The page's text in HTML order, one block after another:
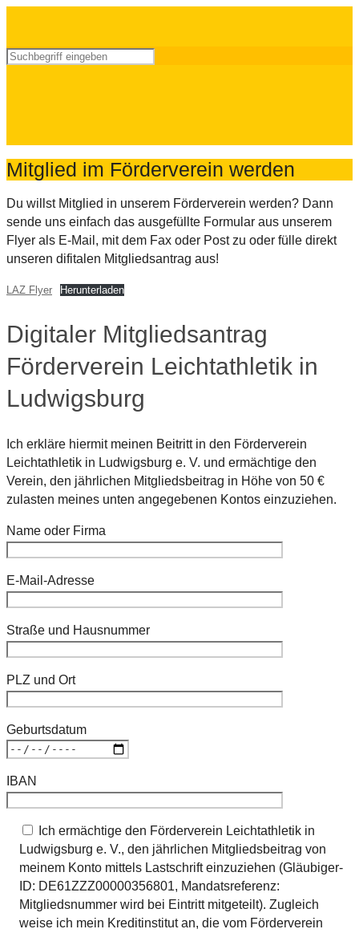
Mitglied im Förderverein werden
Du willst Mitglied in unserem Förderverein werden? Dann
sende uns einfach das ausgefüllte Formular aus unserem
Flyer als E-Mail, mit dem Fax oder Post zu oder fülle direkt
unseren difitalen Mitgliedsantrag aus!
LAZ Flyer Herunterladen
Digitaler Mitgliedsantrag
Förderverein Leichtathletik in
Ludwigsburg
Ich erkläre hiermit meinen Beitritt in den Förderverein
Leichtathletik in Ludwigsburg e. V. und ermächtige den
Verein, den jährlichen Mitgliedsbeitrag in Höhe von 50 €
zulasten meines unten angegebenen Kontos einzuziehen.
Name oder Firma
E-Mail-Adresse
Straße und Hausnummer
PLZ und Ort
Geburtsdatum
IBAN
Ich ermächtige den Förderverein Leichtathletik in
Ludwigsburg e. V., den jährlichen Mitgliedsbeitrag von
meinem Konto mittels Lastschrift einzuziehen (Gläubiger-
ID: DE61ZZZ00000356801, Mandatsreferenz:
Mitgliedsnummer wird bei Eintritt mitgeteilt). Zugleich
weise ich mein Kreditinstitut an, die vom Förderverein